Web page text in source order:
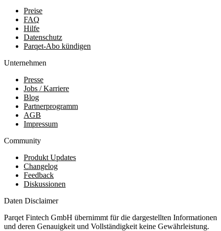
Preise
FAQ
Hilfe
Datenschutz
Parqet-Abo kündigen
Unternehmen
Presse
Jobs / Karriere
Blog
Partnerprogramm
AGB
Impressum
Community
Produkt Updates
Changelog
Feedback
Diskussionen
Daten Disclaimer
Parqet Fintech GmbH übernimmt für die dargestellten Informationen
und deren Genauigkeit und Vollständigkeit keine Gewährleistung.